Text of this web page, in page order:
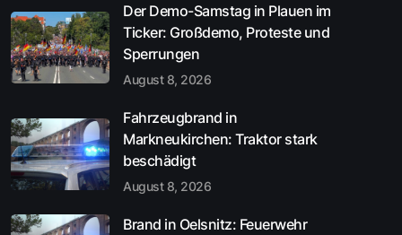
Der Demo-Samstag in Plauen im
Ticker: Großdemo, Proteste und
Sperrungen
August 8, 2026
Fahrzeugbrand in
Markneukirchen: Traktor stark
beschädigt
August 8, 2026
Brand in Oelsnitz: Feuerwehr